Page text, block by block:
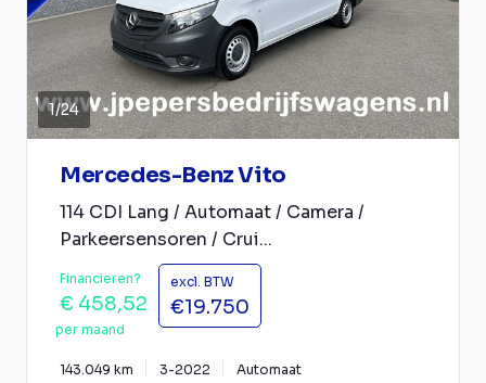
1/24
Mercedes-Benz Vito
114 CDI Lang / Automaat / Camera /
Parkeersensoren / Crui...
Financieren?
€ 458,52
per maand
excl. BTW
€19.750
143.049 km 3-2022 Automaat